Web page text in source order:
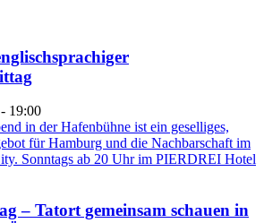
- 19:00
– Tatort gemeinsam schauen in